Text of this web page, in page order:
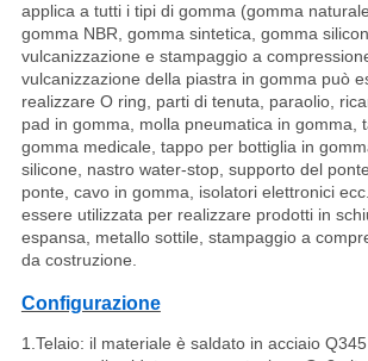
applica a tutti i tipi di gomma (gomma
gomma NBR, gomma sintetica, gomma
vulcanizzazione e stampaggio a
vulcanizzazione della piastra in gomma può
realizzare O ring, parti di tenuta, paraolio,
pad in gomma, molla pneumatica in gomma,
gomma medicale, tappo per bottiglia in
silicone, nastro water-stop, supporto del
ponte, cavo in gomma, isolatori elettronici
essere utilizzata per realizzare prodotti in
espansa, metallo sottile, stampaggio a
da costruzione.
Configurazione
1.Telaio: il materiale è saldato in acciaio